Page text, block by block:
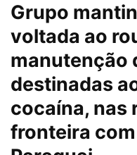
Grupo
voltada ao
manutenção
destinadas
cocaína, nas
fronteira